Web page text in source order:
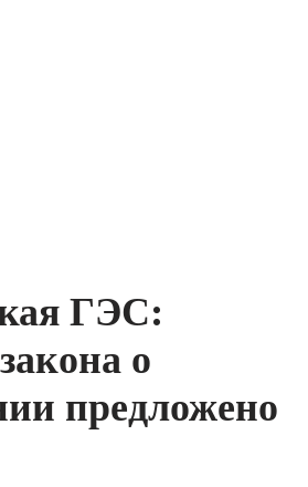
ГЭС:
о
предложено